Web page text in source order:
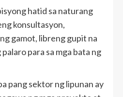
hatid sa naturang
konsultasyon,
gamot, libreng gupit na
para sa mga bata ng
pang sektor ng lipunan ay